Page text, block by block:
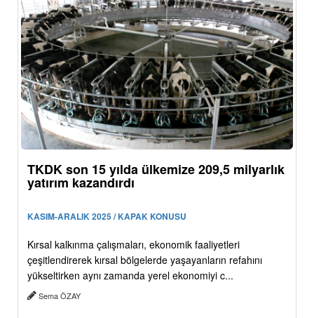
TKDK son 15 yılda ülkemize 209,5 milyarlık
yatırım kazandırdı
KASIM-ARALIK 2025 / KAPAK KONUSU
Kırsal kalkınma çalışmaları, ekonomik faaliyetleri
çeşitlendirerek kırsal bölgelerde yaşayanların refahını
yükseltirken aynı zamanda yerel ekonomiyi c...
Sema ÖZAY